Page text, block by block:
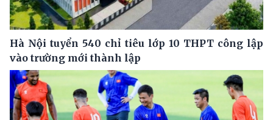
Hà Nội tuyển 540 chỉ tiêu lớp 10 THPT công lập
vào trường mới thành lập